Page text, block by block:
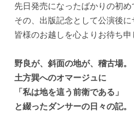
先日発売になったばかりの初
その、出版記念として公演後に
皆様のお越しを心よりお待ち申
野良が、斜面の地が、稽古場。
土方巽へのオマージュに
「私は地を這う前衛である」
と綴ったダンサーの日々の記。